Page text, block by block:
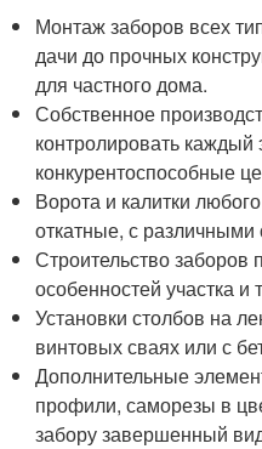
Монтаж заборов всех
дачи до прочных
для частного дома.
Собственное
контролировать каждый
конкурентоспособные
Ворота и калитки
откатные, с
Строительство заборов
особенностей участка и
Установки столбов на
винтовых сваях или с
Дополнительные
профили, саморезы в
забору завершенный